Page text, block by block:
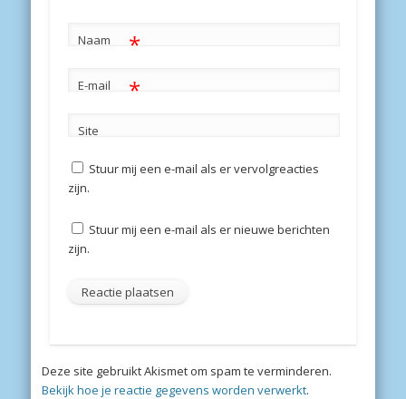
Naam *
E-mail *
Site
Stuur mij een e-mail als er vervolgreacties
zijn.
Stuur mij een e-mail als er nieuwe berichten
zijn.
Deze site gebruikt Akismet om spam te verminderen.
Bekijk hoe je reactie gegevens worden verwerkt.